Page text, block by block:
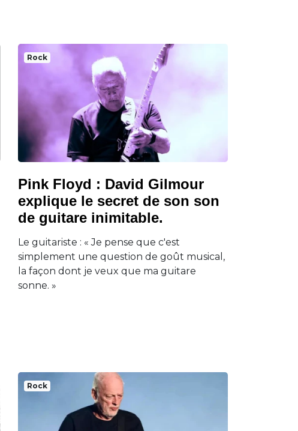
Rock
Pink Floyd : David Gilmour
explique le secret de son son
de guitare inimitable.
Le guitariste : « Je pense que c'est
simplement une question de goût musical,
la façon dont je veux que ma guitare
sonne. »
Rock